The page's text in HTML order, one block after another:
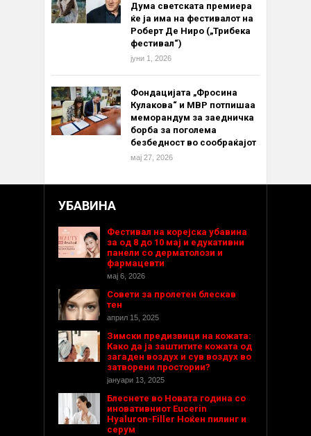
Дума светската премиера
ќе ја има на фестивалот на
Роберт Де Ниро („Трибека
фестивал“)
јуни 1, 2026
Фондацијата „Фросина
Кулакова“ и МВР потпишаа
меморандум за заедничка
борба за поголема
безбедност во сообраќајот
мај 27, 2026
УБАВИНА
Фестивал на корејска убавина
за од 8 до 10 мај и едукативни
панели со дерматолози и
фармацевти
мај 6, 2026
Совети за пролетен блескав
тен
април 15, 2025
Зимски предизвици на кожата:
Како да ја заштитите кожата од
загаден воздух и сув воздух во
затворени простории?
јануари 13, 2025
Блеснете во Новата година со
иновативниот Eucerin
Hyaluron-Filler Ноќен пилинг и
серум